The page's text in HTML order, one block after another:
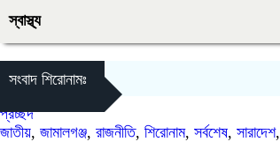
স্বাস্থ্য
সংবাদ শিরোনামঃ
প্রচ্ছদ
জাতীয়, জামালগঞ্জ, রাজনীতি, শিরোনাম, সর্বশেষ, সারাদেশ,